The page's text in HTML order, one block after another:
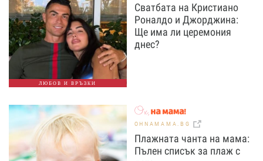
ЛЮБОВ И ВРЪЗКИ
Сватбата на Кристиано
Роналдо и Джорджина:
Ще има ли церемония
днес?
OHNAMAMA.BG
Плажната чанта на мама:
Пълен списък за плаж с